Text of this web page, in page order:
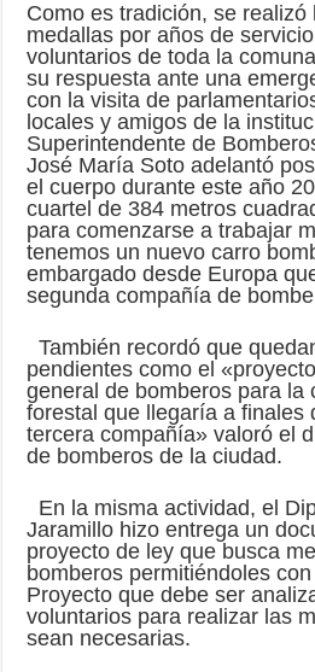
Como es tradición, se realizó
medallas por años de
voluntarios de toda la
su respuesta ante una
con la visita de
locales y amigos de la
Superintendente de
José María Soto adelantó
el cuerpo durante este año
cuartel de 384 metros
para comenzarse a trabajar
tenemos un nuevo carro
embargado desde Europa
segunda compañía de
También recordó que
pendientes como el
general de bomberos para la
forestal que llegaría a finales
tercera compañía» valoró el
de bomberos de la ciudad.
En la misma actividad, el
Jaramillo hizo entrega un
proyecto de ley que busca
bomberos permitiéndoles
Proyecto que debe ser
voluntarios para realizar las
sean necesarias.